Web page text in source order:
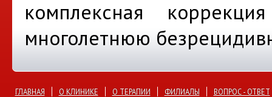
комплексная
многолетнюю
ГЛАВНАЯ О КЛИНИКЕ О ТЕРАПИИ ФИЛИАЛЫ ВОПРОС - ОТВЕТ